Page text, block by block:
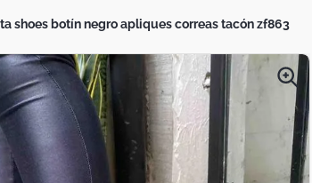
shoes botín negro apliques correas tacón zf863